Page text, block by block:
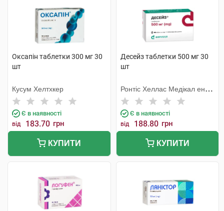
Оксапін таблетки 300 мг 30
шт
Кусум Хелтхкер
Є в наявності
від 183.70 грн
КУПИТИ
Десейз таблетки 500 мг 30
шт
Ронтіс Хеллас Медікал енд
Фармасьютікал Продактс
С.А.
Є в наявності
від 188.80 грн
КУПИТИ